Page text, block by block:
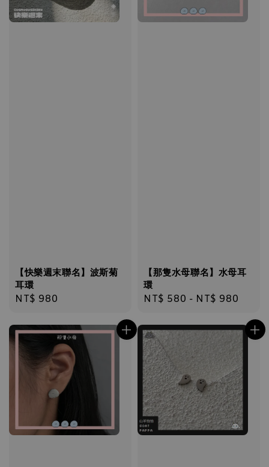
【快樂週末聯名】波斯菊
耳環
Regular
NT$ 980
【那隻水母聯名】水母耳
環
Regular
NT$ 580 - NT$ 980